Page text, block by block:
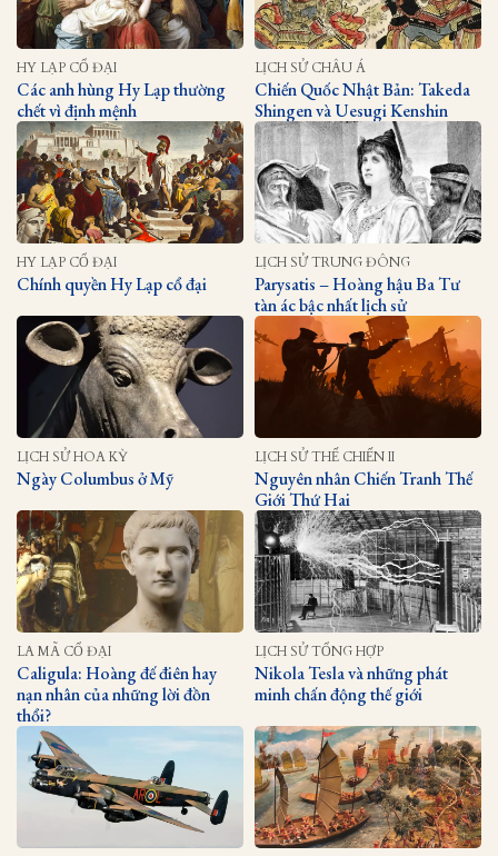
HY LẠP CỔ ĐẠI
Các anh hùng Hy Lạp thường
chết vì định mệnh
LỊCH SỬ CHÂU Á
Chiến Quốc Nhật Bản: Takeda
Shingen và Uesugi Kenshin
HY LẠP CỔ ĐẠI
Chính quyền Hy Lạp cổ đại
LỊCH SỬ TRUNG ĐÔNG
Parysatis – Hoàng hậu Ba Tư
tàn ác bậc nhất lịch sử
LỊCH SỬ HOA KỲ
Ngày Columbus ở Mỹ
LỊCH SỬ THẾ CHIẾN II
Nguyên nhân Chiến Tranh Thế
Giới Thứ Hai
LA MÃ CỔ ĐẠI
Caligula: Hoàng đế điên hay
nạn nhân của những lời đồn
thổi?
LỊCH SỬ TỔNG HỢP
Nikola Tesla và những phát
minh chấn động thế giới